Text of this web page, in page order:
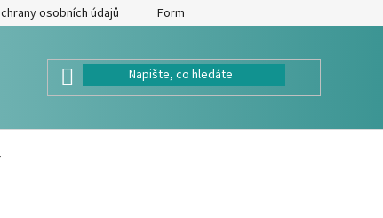
osobních údajů Formulář pro odstoupení od kupní smlouvy